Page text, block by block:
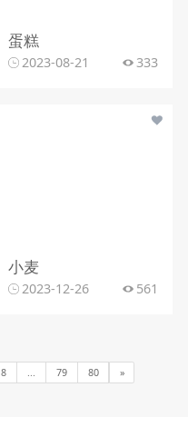
蛋糕
2023-08-21 333
小麦
2023-12-26 561
8 79 80 »